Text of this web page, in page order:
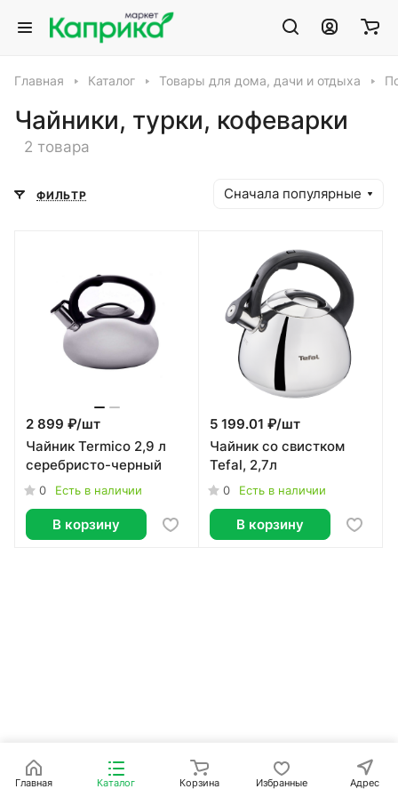
Главная Каталог Товары для дома, дачи и отдыха
Чайники, турки, кофеварки
2 товара
ФИЛЬТР Сначала популярные
2 899 ₽/шт
Чайник Termico 2,9 л
серебристо-черный
0 Есть в наличии
В корзину
5 199.01 ₽/шт
Чайник со свистком
Tefal, 2,7л
0 Есть в наличии
В корзину
Главная Каталог Корзина Избранные Адрес